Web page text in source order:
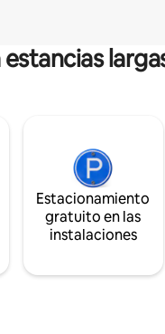
Estacionamiento
gratuito en las
instalaciones